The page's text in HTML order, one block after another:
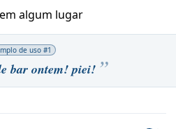
algum lugar
de uso #1
bar ontem! piei!